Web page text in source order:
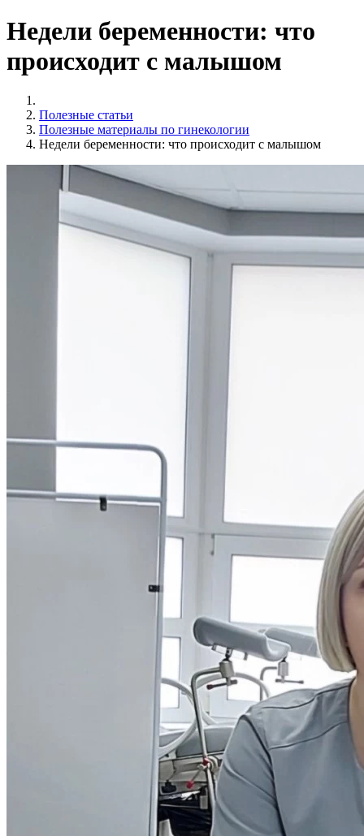
Недели беременности: что
происходит с малышом
Полезные статьи
Полезные материалы по гинекологии
Недели беременности: что происходит с малышом